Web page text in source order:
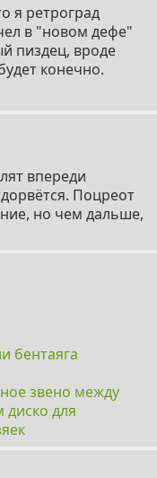
я ретроград
в "новом дефе"
пиздец, вроде
конечно.
впереди
Поцреот
но чем дальше,
бентаяга
звено между
для